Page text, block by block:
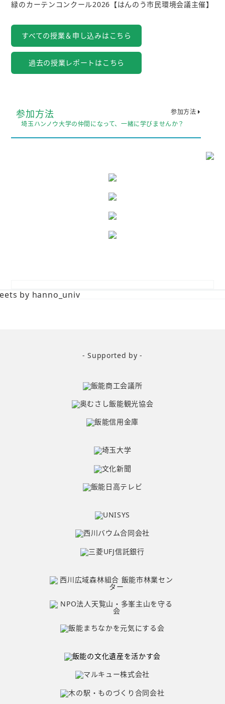
緑のカーテンコンクール2026【はんのう市民環境会議主催】
すべての授業＆申し込みはこちら
過去の授業レポートはこちら
参加方法
埼玉ハンノウ大学の仲間になって、一緒に学びませんか？
参加方法
by hanno_univ
- Supported by -